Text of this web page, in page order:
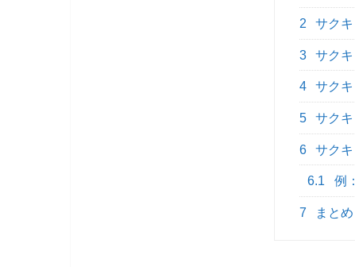
2 サク
3 サク
4 サク
5 サク
6 サク
6.1 例
7 まとめ